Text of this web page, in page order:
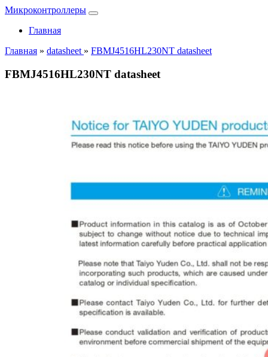
Микроконтроллеры
Главная
Главная » datasheet » FBMJ4516HL230NT datasheet
FBMJ4516HL230NT datasheet